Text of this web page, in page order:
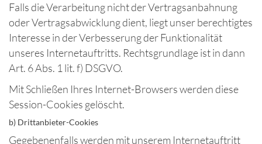
Falls die Verarbeitung nicht der Vertragsanbahnung
oder Vertragsabwicklung dient, liegt unser berechtigtes
Interesse in der Verbesserung der Funktionalität
unseres Internetauftritts. Rechtsgrundlage ist in dann
Art. 6 Abs. 1 lit. f) DSGVO.
Mit Schließen Ihres Internet-Browsers werden diese
Session-Cookies gelöscht.
b) Drittanbieter-Cookies
Gegebenenfalls werden mit unserem Internetauftritt